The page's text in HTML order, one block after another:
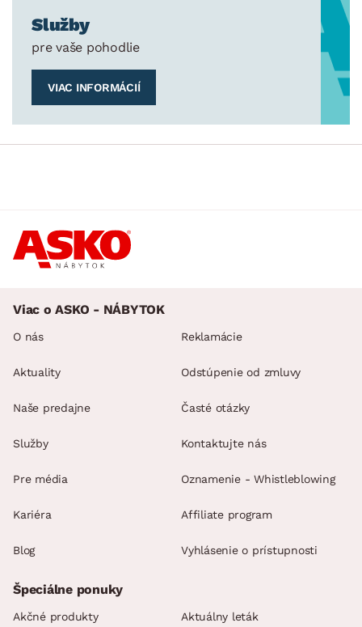
Služby
pre vaše pohodlie
VIAC INFORMÁCIÍ
Viac o ASKO - NÁBYTOK
O nás
Aktuality
Naše predajne
Služby
Pre média
Kariéra
Blog
Reklamácie
Odstúpenie od zmluvy
Časté otázky
Kontaktujte nás
Oznamenie - Whistleblowing
Affiliate program
Vyhlásenie o prístupnosti
Špeciálne ponuky
Akčné produkty Aktuálny leták